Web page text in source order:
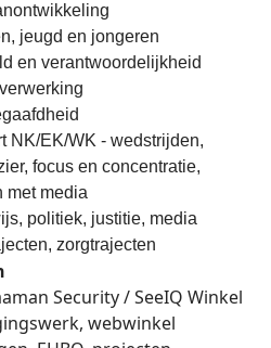
jeugd en jongeren
en verantwoordelijkheid
NK/EK/WK - wedstrijden,
focus en concentratie,
met media
politiek, justitie, media
zorgtrajecten
Security / SeeIQ Winkel
webwinkel